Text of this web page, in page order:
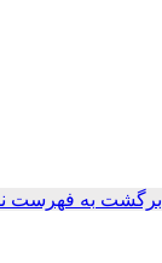
برگشت به فهرست